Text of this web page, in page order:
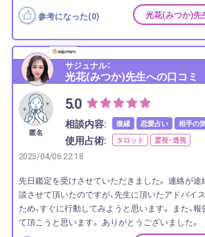
参考になった(0) 光花(みつか)先
サジュナル：
光花(みつか)先生への口コミ
匿名
5.0
相談内容: 復縁 恋愛占い 相手の
使用占術: タロット 霊視・透視
2025/04/06 22:18
先日鑑定を受けさせていただきました。 連絡が
談させて頂いたのですが、先生に頂いたアドバイ
ため、すぐに行動してみようと思います。 また、
て頂こうと思います。 ありがとうございました。